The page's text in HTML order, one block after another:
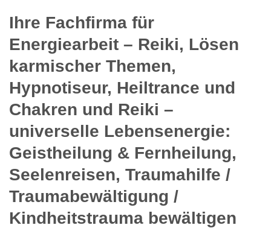
Ihre Fachfirma für
Energiearbeit – Reiki, Lösen
karmischer Themen,
Hypnotiseur, Heiltrance und
Chakren und Reiki –
universelle Lebensenergie:
Geistheilung & Fernheilung,
Seelenreisen, Traumahilfe /
Traumabewältigung /
Kindheitstrauma bewältigen